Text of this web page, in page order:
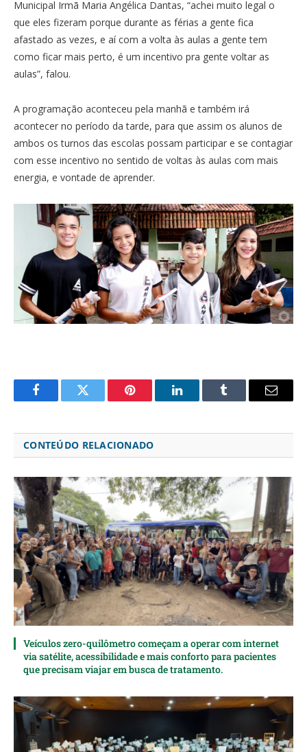
Municipal Irmã Maria Angélica Dantas, “achei muito legal o
que eles fizeram porque durante as férias a gente fica
afastado as vezes, e aí com a volta às aulas a gente tem
como ficar mais perto, é um incentivo pra gente voltar as
aulas”, falou.
A programação aconteceu pela manhã e também irá
acontecer no período da tarde, para que assim os alunos de
ambos os turnos das escolas possam participar e se contagiar
com esse incentivo no sentido de voltas às aulas com mais
energia, e vontade de aprender.
FacebookTwitter Pinterest LinkedInTumblr Email
CONTEÚDO RELACIONADO
Veículos zero-quilômetro começam a operar com internet
via satélite, acessibilidade e mais conforto para pacientes
que precisam viajar em busca de tratamento.